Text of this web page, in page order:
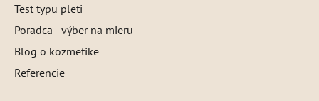
Test typu pleti
Poradca - výber na mieru
Blog o kozmetike
Referencie